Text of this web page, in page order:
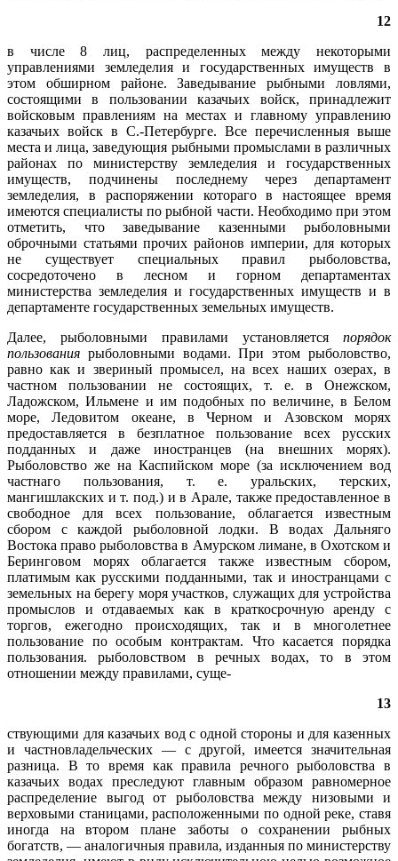
12
в числе 8 лиц, распределенных между некоторыми
управлениями земледелия и государственных имуществ в
этом обширном районе. Заведывание рыбными ловлями,
состоящими в пользовании казачьих войск, принадлежит
войсковым правлениям на местах и главному управлению
казачьих войск в С.-Петербурге. Все перечисленныя выше
места и лица, заведующия рыбными промыслами в различных
районах по министерству земледелия и государственных
имуществ, подчинены последнему через департамент
земледелия, в распоряжении котораго в настоящее время
имеются специалисты по рыбной части. Необходимо при этом
отметить, что заведывание казенными рыболовными
оброчными статьями прочих районов империи, для которых
не существует специальных правил рыболовства,
сосредоточено в лесном и горном департаментах
министерства земледелия и государственных имуществ и в
департаменте государственных земельных имуществ.
Далее, рыболовными правилами установляется порядок
пользования рыболовными водами. При этом рыболовство,
равно как и звериный промысел, на всех наших озерах, в
частном пользовании не состоящих, т. е. в Онежском,
Ладожском, Ильмене и им подобных по величине, в Белом
море, Ледовитом океане, в Черном и Азовском морях
предоставляется в безплатное пользование всех русских
подданных и даже иностранцев (на внешних морях).
Рыболовство же на Каспийском море (за исключением вод
частнаго пользования, т. е. уральских, терских,
мангишлакских и т. под.) и в Арале, также предоставленное в
свободное для всех пользование, облагается известным
сбором с каждой рыболовной лодки. В водах Дальняго
Востока право рыболовства в Амурском лимане, в Охотском и
Беринговом морях облагается также известным сбором,
платимым как русскими подданными, так и иностранцами с
земельных на берегу моря участков, служащих для устройства
промыслов и отдаваемых как в краткосрочную аренду с
торгов, ежегодно происходящих, так и в многолетнее
пользование по особым контрактам. Что касается порядка
пользования. рыболовством в речных водах, то в этом
отношении между правилами, суще-
13
ствующими для казачьих вод с одной стороны и для казенных
и частновладельческих — с другой, имеется значительная
разница. В то время как правила речного рыболовства в
казачьих водах преследуют главным образом равномерное
распределение выгод от рыболовства между низовыми и
верховыми станицами, расположенными по одной реке, ставя
иногда на втором плане заботы о сохранении рыбных
богатств, — аналогичныя правила, изданныя по министерству